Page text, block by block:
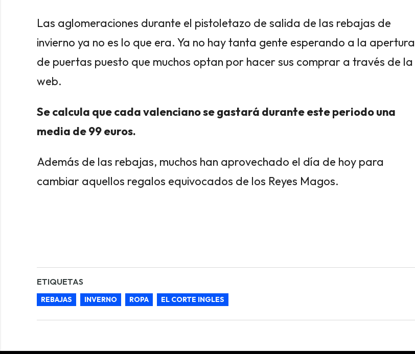
Las aglomeraciones durante el pistoletazo de salida de las rebajas de
invierno ya no es lo que era. Ya no hay tanta gente esperando a la apertura
de puertas puesto que muchos optan por hacer sus comprar a través de la
web.
Se calcula que cada valenciano se gastará durante este periodo una
media de 99 euros.
Además de las rebajas, muchos han aprovechado el día de hoy para
cambiar aquellos regalos equivocados de los Reyes Magos.
ETIQUETAS
REBAJAS INVERNO ROPA EL CORTE INGLES